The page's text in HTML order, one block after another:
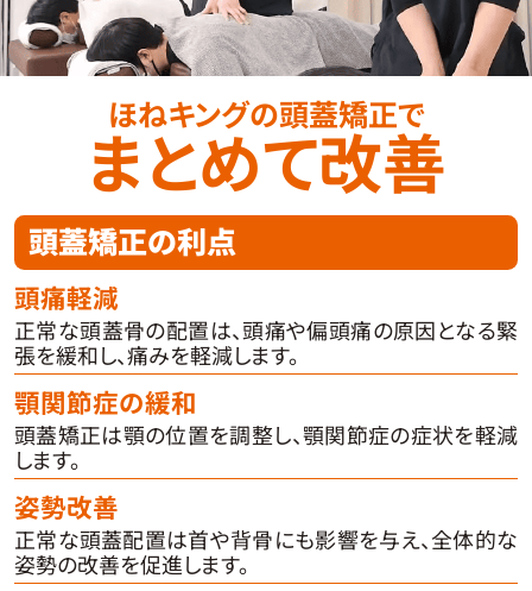
ほねキングの頭蓋矯正で
まとめて改善
頭蓋矯正の利点
頭痛軽減
正常な頭蓋骨の配置は、頭痛や偏頭痛の原因となる緊
張を緩和し、痛みを軽減します。
顎関節症の緩和
頭蓋矯正は顎の位置を調整し、顎関節症の症状を軽減
します。
姿勢改善
正常な頭蓋配置は首や背骨にも影響を与え、全体的な
姿勢の改善を促進します。